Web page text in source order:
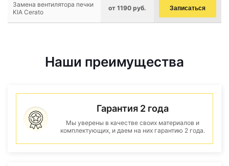
Замена вентилятора печки
KIA Cerato
от 1190 руб. Записаться
Наши преимущества
Гарантия 2 года
Мы уверены в качестве своих материалов и
комплектующих, и даем на них гарантию 2 года.